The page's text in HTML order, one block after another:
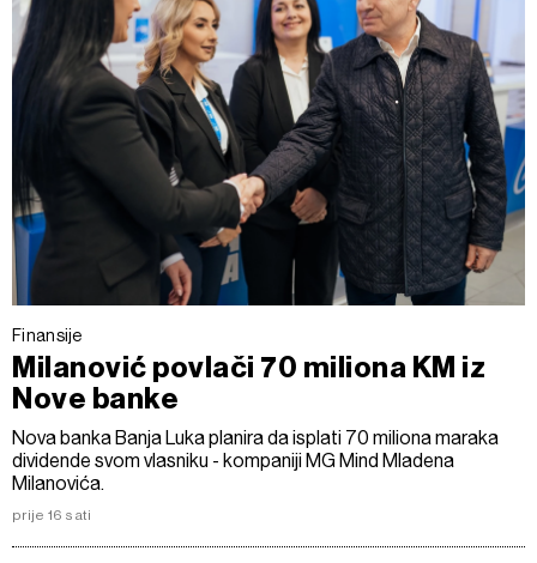
Finansije
Milanović povlači 70 miliona KM iz
Nove banke
Nova banka Banja Luka planira da isplati 70 miliona maraka
dividende svom vlasniku - kompaniji MG Mind Mladena
Milanovića.
prije 16 sati